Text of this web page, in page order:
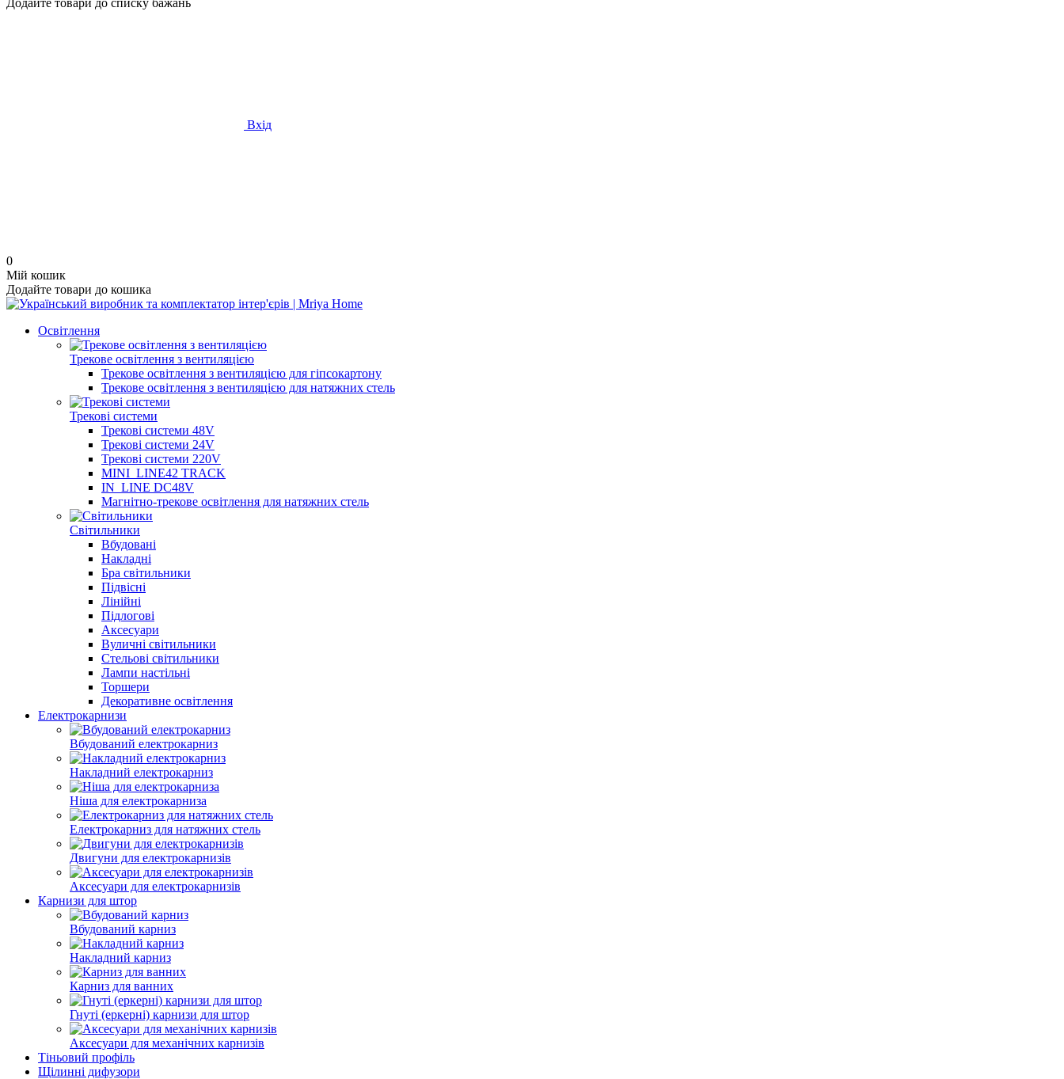
Додайте товари до списку бажань
Вхід
0
Мій кошик
Додайте товари до кошика
Освітлення
Трекове освітлення з вентиляцією
Трекове освітлення з вентиляцією для гіпсокартону
Трекове освітлення з вентиляцією для натяжних стель
Трекові системи
Трекові системи 48V
Трекові системи 24V
Трекові системи 220V
MINI_LINE42 TRACK
IN_LINE DC48V
Магнітно-трекове освітлення для натяжних стель
Світильники
Вбудовані
Накладні
Бра світильники
Підвісні
Лінійні
Підлогові
Аксесуари
Вуличні світильники
Стельові світильники
Лампи настільні
Торшери
Декоративне освітлення
Електрокарнизи
Вбудований електрокарниз
Накладний електрокарниз
Ніша для електрокарниза
Електрокарниз для натяжних стель
Двигуни для електрокарнизів
Аксесуари для електрокарнизів
Карнизи для штор
Вбудований карниз
Накладний карниз
Карниз для ванних
Гнуті (еркерні) карнизи для штор
Аксесуари для механічних карнизів
Тіньовий профіль
Щілинні дифузори